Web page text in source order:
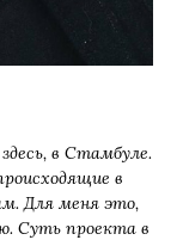
в Стамбуле.
в
Для меня это,
Суть проекта в